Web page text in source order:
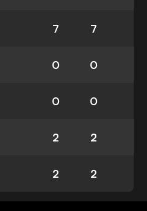
7 7
0 0
0 0
2 2
2 2